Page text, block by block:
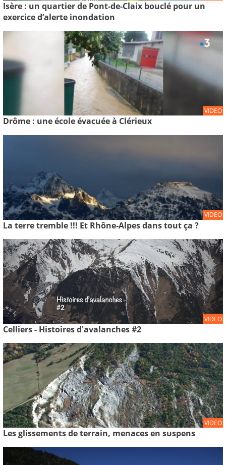
Isère : un quartier de Pont-de-Claix bouclé pour un
exercice d’alerte inondation
VIDEO
Drôme : une école évacuée à Clérieux
VIDEO
La terre tremble !!! Et Rhône-Alpes dans tout ça ?
VIDEO
Celliers - Histoires d'avalanches #2
VIDEO
Les glissements de terrain, menaces en suspens